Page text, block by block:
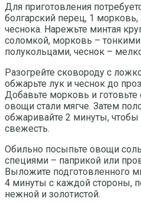
Для приготовления
болгарский перец, 1
чеснока. Нарежьте минтая
соломкой, морковь –
полукольцами, чеснок –
Разогрейте сковороду с
обжарьте лук и чеснок до
Добавьте морковь и
овощи стали мягче. Затем
обжаривайте 2 минуты, чтобы
свежесть.
Обильно посыпьте овощи
специями – паприкой или
Выложите подготовленного
4 минуты с каждой стороны,
нежной и золотистой.